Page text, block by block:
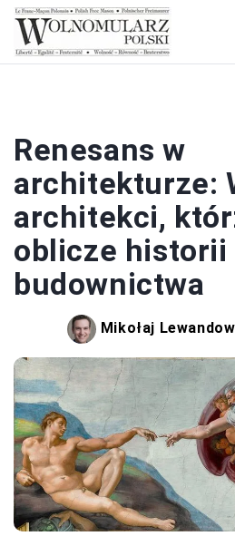
Renesans w
architekturze:
architekci,
oblicze historii
budownictwa
Mikołaj